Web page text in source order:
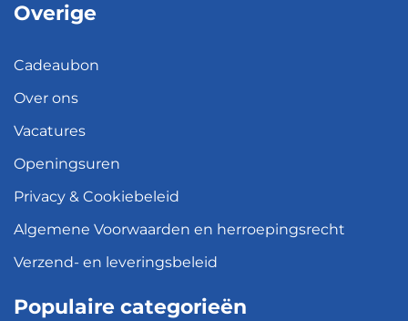
Overige
Cadeaubon
Over ons
Vacatures
Openingsuren
Privacy & Cookiebeleid
Algemene Voorwaarden en herroepingsrecht
Verzend- en leveringsbeleid
Populaire categorieën